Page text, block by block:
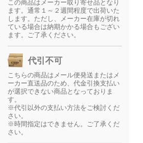
この商品はメーカー取り寄せ品となり
ます。通常１～２週間程度で出荷いた
します。ただし、メーカー在庫が切れ
ている場合は納期かかる場合もござい
ます。ご了承ください。
代引不可
こちらの商品はメール便発送またはメ
ーカー直送品のため、代金引換支払い
が選択できない商品となっておりま
す。
※代引以外の支払い方法をご検討くだ
さい。
※時間指定はできません。ご了承くだ
さい。